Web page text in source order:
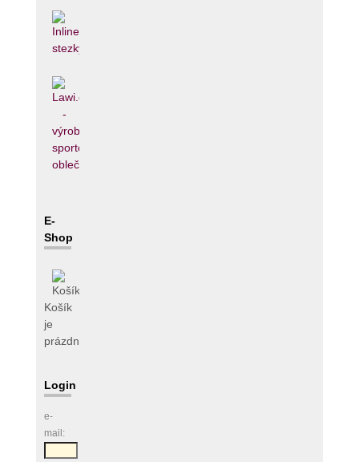
E-
Shop
Košík
je
prázdný
Login
e-
mail: